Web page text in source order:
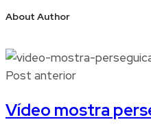
About Author
Post anterior
Vídeo mostra